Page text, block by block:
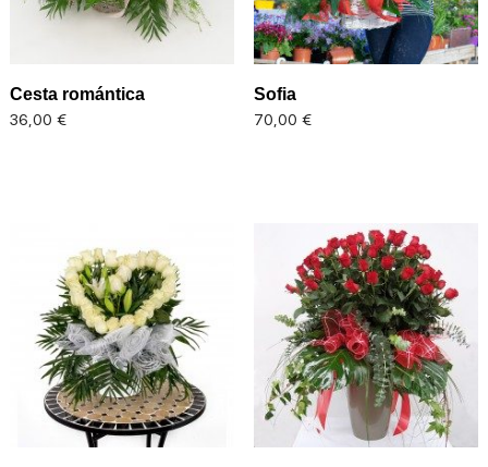
Cesta romántica
Precio
36,00 €
Sofia
Precio
70,00 €